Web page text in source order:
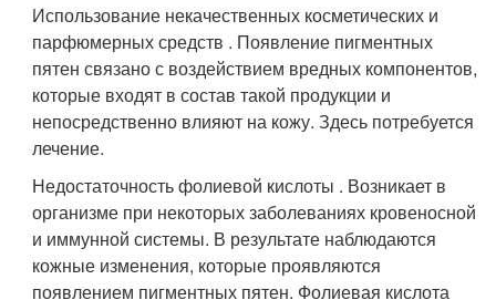
Использование некачественных косметических и
парфюмерных средств . Появление пигментных
пятен связано с воздействием вредных компонентов,
которые входят в состав такой продукции и
непосредственно влияют на кожу. Здесь потребуется
лечение.
Недостаточность фолиевой кислоты . Возникает в
организме при некоторых заболеваниях кровеносной
и иммунной системы. В результате наблюдаются
кожные изменения, которые проявляются
появлением пигментных пятен. Фолиевая кислота